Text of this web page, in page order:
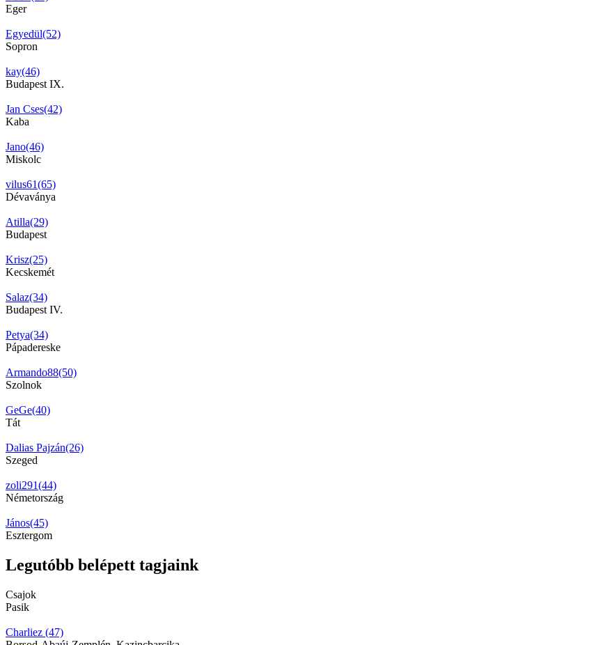
Eger
Egyedül(52)
Sopron
kay(46)
Budapest IX.
Jan Cses(42)
Kaba
Jano(46)
Miskolc
vilus61(65)
Dévaványa
Atilla(29)
Budapest
Krisz(25)
Kecskemét
Salaz(34)
Budapest IV.
Petya(34)
Pápadereske
Armando88(50)
Szolnok
GeGe(40)
Tát
Dalias Pajzán(26)
Szeged
zoli291(44)
Németország
János(45)
Esztergom
Legutóbb belépett tagjaink
Csajok
Pasik
Charliez (47)